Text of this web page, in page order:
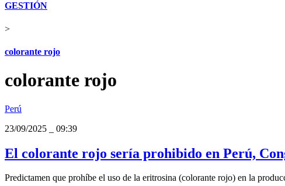
GESTIÓN
>
colorante rojo
colorante rojo
Perú
23/09/2025
09:39
El colorante rojo sería prohibido en Perú,
Predictamen que prohíbe el uso de la eritrosina (colorante rojo) en la